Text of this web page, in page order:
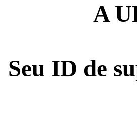
A
Seu ID de